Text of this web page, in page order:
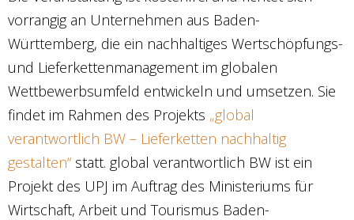
vorrangig an Unternehmen aus Baden-
Württemberg, die ein nachhaltiges Wertschöpfungs-
und Lieferkettenmanagement im globalen
Wettbewerbsumfeld entwickeln und umsetzen. Sie
findet im Rahmen des Projekts „global
verantwortlich BW – Lieferketten nachhaltig
gestalten“ statt. global verantwortlich BW ist ein
Projekt des UPJ im Auftrag des Ministeriums für
Wirtschaft, Arbeit und Tourismus Baden-